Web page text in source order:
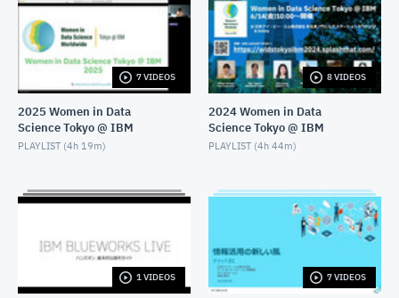
RDS for Db2 データ移行編 - Part3: Qレプリケーショ
ンでデータ連携
OCTOBER 28, 2024
RDS for Db2 データ移行編 - Part2: S3経由のバックア
ップ/リストアでデータ移行
RDS for Db2 はじめの一歩・バックアップ編
RDS for Db2 はじめの一歩・HA(高可用性)編
RDS for Db2 はじめの一歩・作り方編
JUNE 28, 2024
7 VIDEOS
2025 Women in Data
Science Tokyo @ IBM
PLAYLIST (4h 19m)
8 VIDEOS
2024 Women in Data
Science Tokyo @ IBM
PLAYLIST (4h 44m)
1 VIDEOS 7 VIDEOS